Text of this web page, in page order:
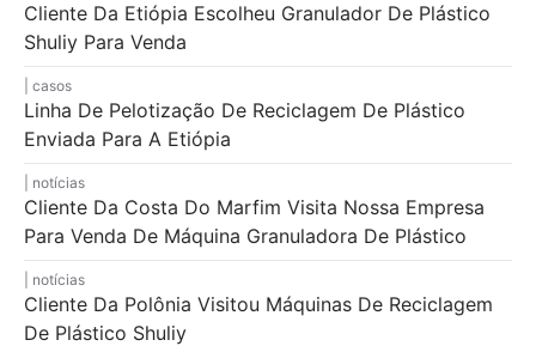
Cliente Da Etiópia Escolheu Granulador De Plástico
Shuliy Para Venda
casos
Linha De Pelotização De Reciclagem De Plástico
Enviada Para A Etiópia
notícias
Cliente Da Costa Do Marfim Visita Nossa Empresa
Para Venda De Máquina Granuladora De Plástico
notícias
Cliente Da Polônia Visitou Máquinas De Reciclagem
De Plástico Shuliy